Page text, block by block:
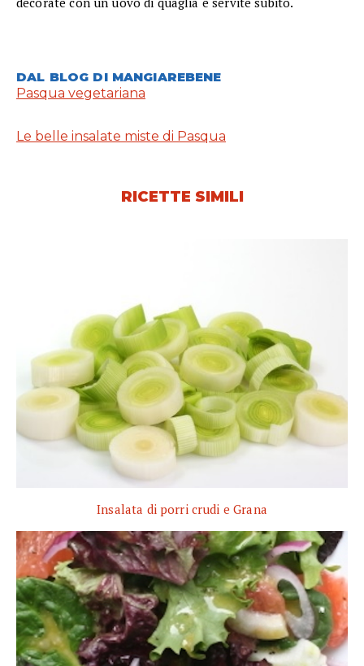
DAL BLOG DI MANGIAREBENE
Pasqua vegetariana
Le belle insalate miste di Pasqua
RICETTE SIMILI
Insalata di porri crudi e Grana